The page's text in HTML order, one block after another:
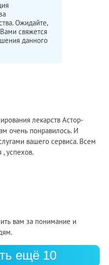
Ожидайте,
свяжется
данного
лекарств Астор-
очень понравилось. И
вашего сервиса. Всем
, успехов.
вам за понимание и
ещё 10